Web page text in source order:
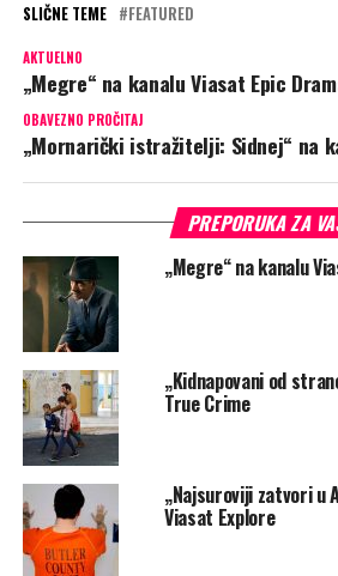
SLIČNE TEME FEATURED
AKTUELNO
„Megre“ na kanalu Viasat Epic
OBAVEZNO PROČITAJ
„Mornarički istražitelji: Sidnej“ na
PREPORUKA ZA
„Megre“ na kanalu
„Kidnapovani od
True Crime
„Najsuroviji zatvori u
Viasat Explore